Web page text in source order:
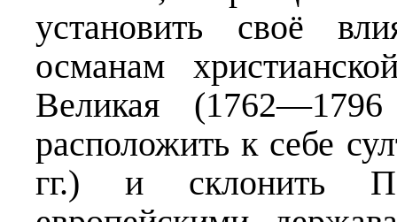
установить своё
османам
Великая (1762—1796
расположить к себе
гг.) и склонить